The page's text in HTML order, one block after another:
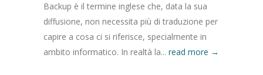
Backup è il termine inglese che, data la sua
diffusione, non necessita più di traduzione per
capire a cosa ci si riferisce, specialmente in
ambito informatico. In realtà la... read more →